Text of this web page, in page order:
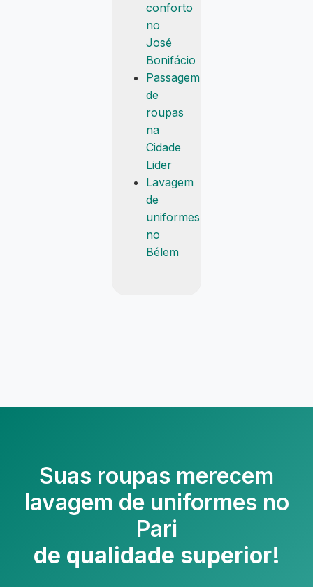
conforto
no
José
Bonifácio
Passagem
de
roupas
na
Cidade
Lider
Lavagem
de
uniformes
no
Bélem
Suas roupas merecem
lavagem de uniformes no
Pari
de qualidade superior!